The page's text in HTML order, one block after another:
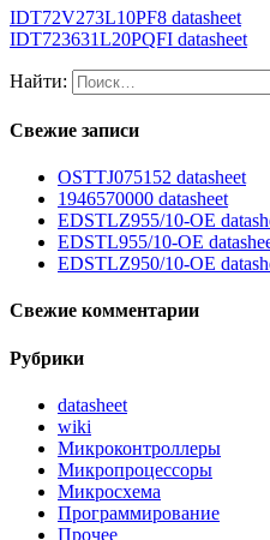
IDT72V273L10PF8 datasheet
IDT723631L20PQFI datasheet
Найти:
Свежие записи
OSTTJ075152 datasheet
1946570000 datasheet
EDSTLZ955/10-OE
EDSTL955/10-OE
EDSTLZ950/10-OE
Свежие комментарии
Рубрики
datasheet
wiki
Микроконтроллеры
Микропроцессоры
Микросхема
Программирование
Прочее